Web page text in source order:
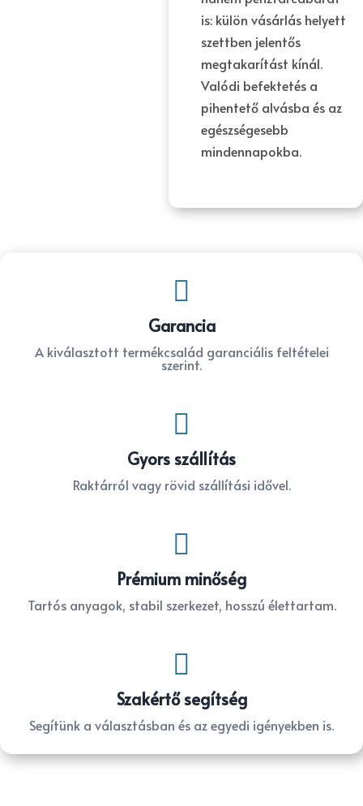
is: külön vásárlás helyett
szettben jelentős
megtakarítást kínál.
Valódi befektetés a
pihentető alvásba és az
egészségesebb
mindennapokba.

Garancia
A kiválasztott termékcsalád garanciális feltételei
szerint.

Gyors szállítás
Raktárról vagy rövid szállítási idővel.

Prémium minőség
Tartós anyagok, stabil szerkezet, hosszú élettartam.

Szakértő segítség
Segítünk a választásban és az egyedi igényekben is.